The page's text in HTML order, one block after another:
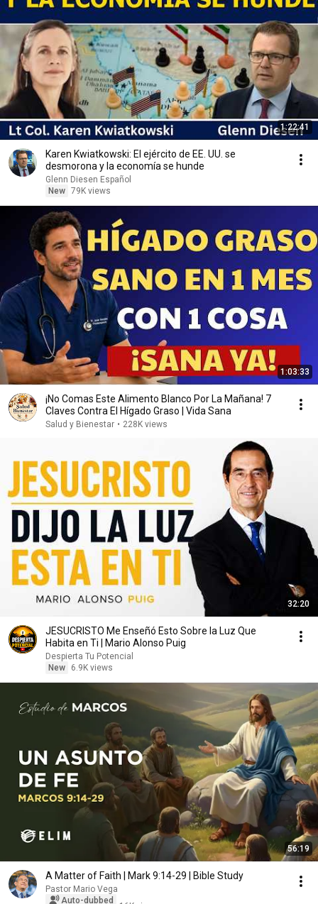
1:22:41
Karen Kwiatkowski: El ejército de EE. UU. se
desmorona y la economía se hunde
Glenn Diesen Español
New 79K views
1:03:33
¡No Comas Este Alimento Blanco Por La Mañana! 7
Claves Contra El Hígado Graso | Vida Sana
Salud y Bienestar • 228K views
32:20
JESUCRISTO Me Enseñó Esto Sobre la Luz Que
Habita en Ti | Mario Alonso Puig
Despierta Tu Potencial
New
6.9K views
56:19
A Matter of Faith | Mark 9:14-29 | Bible Study
Pastor Mario Vega
Auto-dubbed